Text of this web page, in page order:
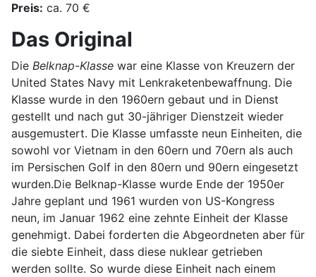
Preis: ca. 70 €
Das Original
Die Belknap-Klasse war eine Klasse von Kreuzern der
United States Navy mit Lenkraketenbewaffnung. Die
Klasse wurde in den 1960ern gebaut und in Dienst
gestellt und nach gut 30-jähriger Dienstzeit wieder
ausgemustert. Die Klasse umfasste neun Einheiten, die
sowohl vor Vietnam in den 60ern und 70ern als auch
im Persischen Golf in den 80ern und 90ern eingesetzt
wurden.Die Belknap-Klasse wurde Ende der 1950er
Jahre geplant und 1961 wurden von US-Kongress
neun, im Januar 1962 eine zehnte Einheit der Klasse
genehmigt. Dabei forderten die Abgeordneten aber für
die siebte Einheit, dass diese nuklear getrieben
werden sollte. So wurde diese Einheit nach einem